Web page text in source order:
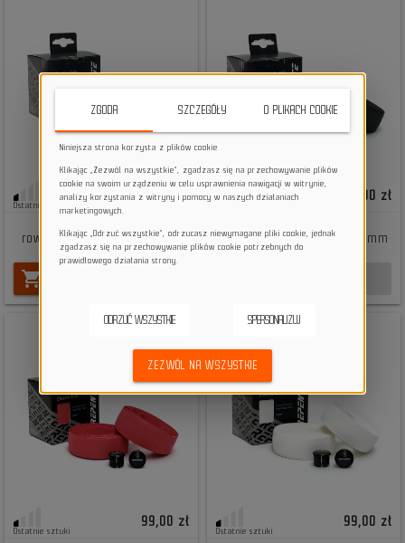
Ostatnie sztuki
99,00 zł
rowerową Repente EVA 3 mm
AM Black
shopping_cart
129,00 zł
rowerową Repente EVA 3,4 mm
AM Black GEL
Ostatnie sztuki
99,00 zł
Ostatnie sztuki
99,00 zł
ZGODA SZCZEGÓŁY O PLIKACH COOKIE
Niniejsza strona korzysta z plików cookie
Klikając „Zezwól na wszystkie”, zgadzasz się na przechowywanie plików
cookie na swoim urządzeniu w celu usprawnienia nawigacji w witrynie,
analizy korzystania z witryny i pomocy w naszych działaniach
marketingowych.
Klikając „Odrzuć wszystkie”, odrzucasz niewymagane pliki cookie, jednak
zgadzasz się na przechowywanie plików cookie potrzebnych do
prawidłowego działania strony.
ODRZUĆ WSZYSTKIE SPERSONALIZUJ
ZEZWÓL NA WSZYSTKIE